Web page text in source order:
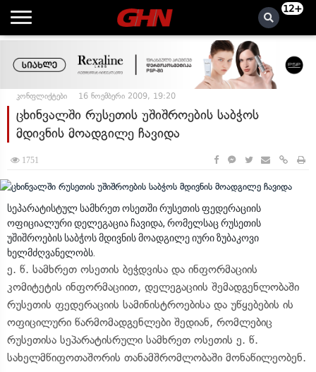
12+
კონფლიქტები 16 ნოემბერი 2009, 19:20
ცხინვალში რუსეთის უშიშროების საბჭოს
მდივნის მოადგილე ჩავიდა
1751
სეპარატისტულ სამხრეთ ოსეთში რუსეთის ფედერაციის
ოფიციალური დელეგაცია ჩავიდა, რომელსაც რუსეთის
უშიშროების საბჭოს მდივნის მოადგილე იური ზუბაკოვი
ხელმძღვანელობს.
ე. წ. სამხრეთ ოსეთის ბეჭდვისა და ინფორმაციის
კომიტეტის ინფორმაციით, დელეგაციის შემადგენლობაში
რუსეთის ფედერაციის სამინისტროებისა და უწყებების ის
ოფიცილური წარმომადგენლები შედიან, რომლებიც
რუსეთისა სეპარატისრული სამხრეთ ოსეთის ე. წ.
სახელმწიფოთაშორის თანამშრომლობაში მონაწილეობენ.